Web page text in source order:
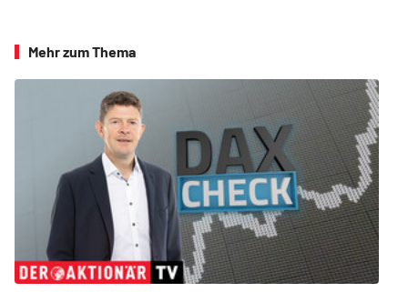
Mehr zum Thema